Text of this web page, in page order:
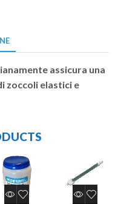
assicura una
zoccoli elastici e